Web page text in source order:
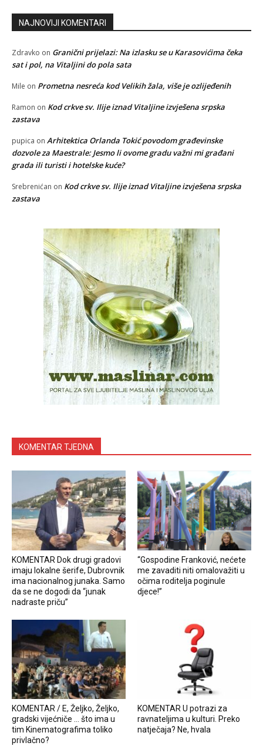
NAJNOVIJI KOMENTARI
Zdravko on Granični prijelazi: Na izlasku se u Karasovićima čeka
sat i pol, na Vitaljini do pola sata
Mile on Prometna nesreća kod Velikih žala, više je ozlijeđenih
Ramon on Kod crkve sv. Ilije iznad Vitaljine izvješena srpska
zastava
pupica on Arhitektica Orlanda Tokić povodom građevinske
dozvole za Maestrale: Jesmo li ovome gradu važni mi građani
grada ili turisti i hotelske kuće?
Srebrenićan on Kod crkve sv. Ilije iznad Vitaljine izvješena srpska
zastava
KOMENTAR TJEDNA
KOMENTAR Dok drugi gradovi
imaju lokalne šerife, Dubrovnik
ima nacionalnog junaka. Samo
da se ne dogodi da “junak
nadraste priču”
“Gospodine Franković, nećete
me zavaditi niti omalovažiti u
očima roditelja poginule
djece!”
KOMENTAR / E, Željko, Željko,
gradski vijećniče … što ima u
tim Kinematografima toliko
privlačno?
KOMENTAR U potrazi za
ravnateljima u kulturi. Preko
natječaja? Ne, hvala